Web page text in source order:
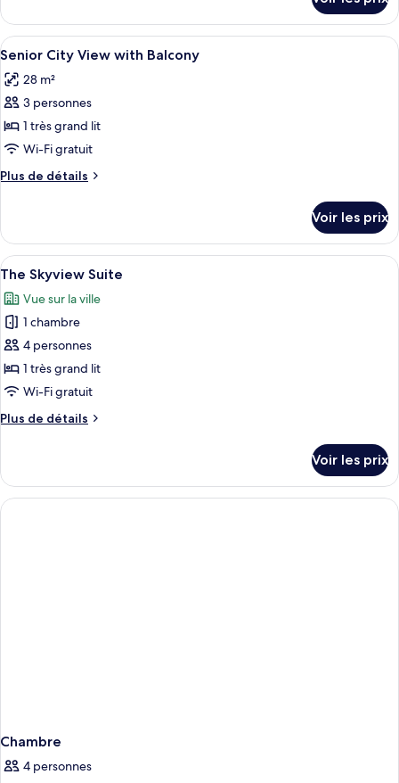
le
type
de
Junior
Suite
Afficher
toutes
les
photos
pour
ce
type
de
Senior
City
View
with
Balcony
Une chambre d’hôtel avec un
8
Senior City View with Balcony
28 m²
3 personnes
1 très grand lit
Wi-Fi gratuit
Plus de détails
Plus
le
type
de
chambre
Senior
City
with
Balcony
Voir les prix
Afficher
toutes
les
photos
pour
ce
type
chambre :
Suite
Une chambre moderne avec un
4
The Skyview Suite
Vue sur la ville
1 chambre
4 personnes
1 très grand lit
Wi-Fi gratuit
Plus de détails
Plus
le
type
de
Voir les prix
Chambre
4 personnes